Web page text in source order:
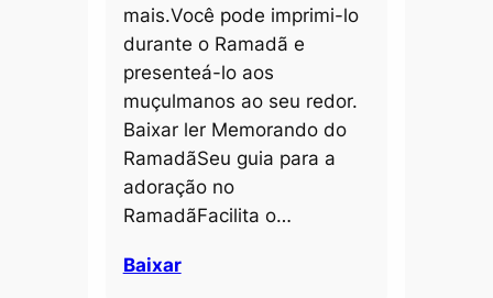
mais.Você pode imprimi-lo
durante o Ramadã e
presenteá-lo aos
muçulmanos ao seu redor.
Baixar ler Memorando do
RamadãSeu guia para a
adoração no
RamadãFacilita o…
Baixar